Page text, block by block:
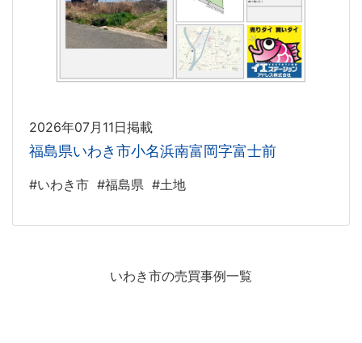
2026年07月11日掲載
福島県いわき市小名浜南富岡字富士前
#いわき市 #福島県 #土地
いわき市の売買事例一覧